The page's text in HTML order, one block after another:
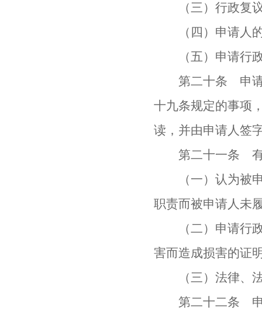
（三）行政复议
（四）申请人的
（五）申请行政
第二十条 申请人
十九条规定的事项
读，并由申请人签
第二十一条 有
（一）认为被申
职责而被申请人未
（二）申请行政
害而造成损害的证
（三）法律、法
第二十二条 申请